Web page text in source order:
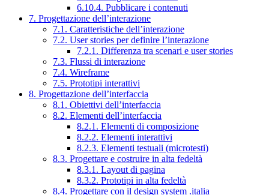
6.10.4. Pubblicare i contenuti
7. Progettazione dell’interazione
7.1. Caratteristiche dell’interazione
7.2. User stories per definire l’interazione
7.2.1. Differenza tra scenari e user stories
7.3. Flussi di interazione
7.4. Wireframe
7.5. Prototipi interattivi
8. Progettazione dell’interfaccia
8.1. Obiettivi dell’interfaccia
8.2. Elementi dell’interfaccia
8.2.1. Elementi di composizione
8.2.2. Elementi interattivi
8.2.3. Elementi testuali (microtesti)
8.3. Progettare e costruire in alta fedeltà
8.3.1. Layout di pagina
8.3.2. Prototipi in alta fedeltà
8.4. Progettare con il design system .italia